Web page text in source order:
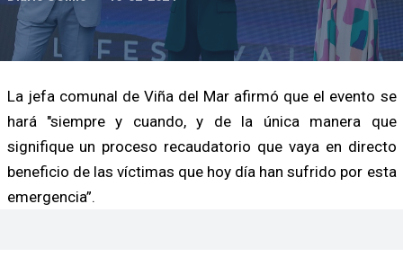
La jefa comunal de Viña del Mar afirmó que el evento se
hará "siempre y cuando, y de la única manera que
signifique un proceso recaudatorio que vaya en directo
beneficio de las víctimas que hoy día han sufrido por esta
emergencia”.